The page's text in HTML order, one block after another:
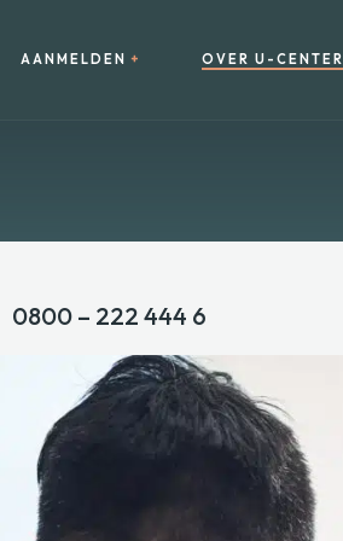
AANMELDEN OVER U-CENTER
0800 – 222 444 6